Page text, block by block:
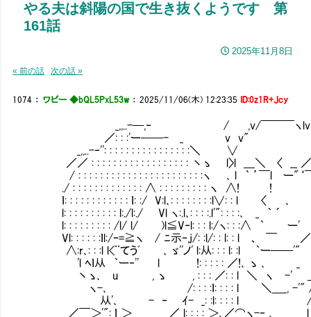
やる夫は斜陽の国で生き抜くようです 第
161話
2025年11月8日
« 前の話 次の話 »
1074 ： ワビー ◆bQL5PxL53w ：2025/11/06(木) 12:23:35 ID:0z1R+Jcy
_,,..-─,‐ / ,v/￣￣￣ヽlv
／: : :'ー──- _ v v"
_,,..-‐'': : : : : : : : : : : : : : : :＼
／／ : : : : : : : : : : : : : : : : : : 丶ゝ l〉l ＿＼ 〈 __
/ : : : : : : : : : : : : : : : : : : : : : : :ヽ ､ l ｀ ’￣l ー
./ : : : : : : : : : : : : : ∧ : : : : : : : : : ヽ ∧! ! ﾉ
ｌ: : : : : : : : : : : : ｌ: :/ V:l､: : : : : : : :l∨: : l 〈 ､
l: : : : : : : : : : l:./l:./ Vl ヽ:.l､: : : :.l'": : : :､ _ ｀ ´
l: : : : : : : : : /l/ l/ )l≦V‐l: : : l:/ヽ: : :∧ ｀ ー' ／/:
Vl: : : : : :ｌl:/ｰ=≧ヽ / ﾆ示‐,j/: :l/: : l: : l 、 ￣ ／/ /:/:
∧:r､: : :l l<¨てうﾞ ､ ゞ''ノ' l:从: : : l: :l ｀ー──'" .//:
'l ﾍｌ从 ｀ー‐'' l !: : : : : ／!､ ゝ ､ _ //: : : :
丶ゝ､ u , ゝ , : : : ／: : l ＼ ヽ -' _/＼: : :
ヽ-､ /: : : :ｌ: : : : l ＼＿_, -'" / : : ＼: : :
从'､ - ‐ ｲ- _: :l: : : : l /: : : : /: : : :
___ ／￣＞'": ｌ ＞ ／ l: : : : ＞､／⌒ヽ-‐ ､＿＿＿l : :